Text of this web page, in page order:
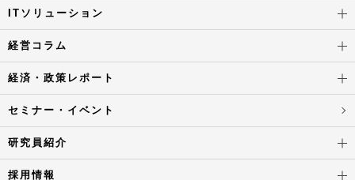
ITソリューション
経営コラム
経済・政策レポート
セミナー・イベント
研究員紹介
採用情報